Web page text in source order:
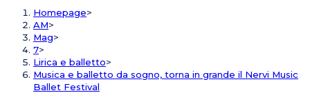
Homepage>
AM>
Mag>
7>
Lirica e balletto>
Musica e balletto da sogno, torna in grande il Nervi Music
Ballet Festival